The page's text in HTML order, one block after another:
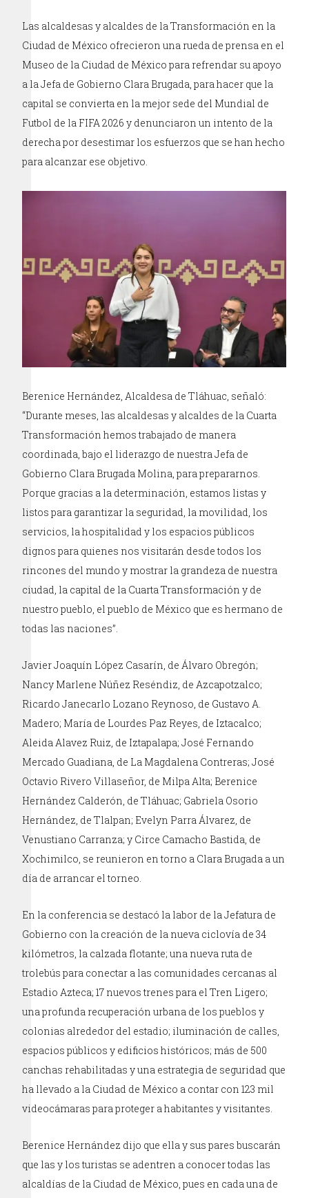
Las alcaldesas y alcaldes de la Transformación en la
Ciudad de México ofrecieron una rueda de prensa en el
Museo de la Ciudad de México para refrendar su apoyo
a la Jefa de Gobierno Clara Brugada, para hacer que la
capital se convierta en la mejor sede del Mundial de
Futbol de la FIFA 2026 y denunciaron un intento de la
derecha por desestimar los esfuerzos que se han hecho
para alcanzar ese objetivo.
Berenice Hernández, Alcaldesa de Tláhuac, señaló:
“Durante meses, las alcaldesas y alcaldes de la Cuarta
Transformación hemos trabajado de manera
coordinada, bajo el liderazgo de nuestra Jefa de
Gobierno Clara Brugada Molina, para prepararnos.
Porque gracias a la determinación, estamos listas y
listos para garantizar la seguridad, la movilidad, los
servicios, la hospitalidad y los espacios públicos
dignos para quienes nos visitarán desde todos los
rincones del mundo y mostrar la grandeza de nuestra
ciudad, la capital de la Cuarta Transformación y de
nuestro pueblo, el pueblo de México que es hermano de
todas las naciones”.
Javier Joaquín López Casarín, de Álvaro Obregón;
Nancy Marlene Núñez Reséndiz, de Azcapotzalco;
Ricardo Janecarlo Lozano Reynoso, de Gustavo A.
Madero; María de Lourdes Paz Reyes, de Iztacalco;
Aleida Alavez Ruiz, de Iztapalapa; José Fernando
Mercado Guadiana, de La Magdalena Contreras; José
Octavio Rivero Villaseñor, de Milpa Alta; Berenice
Hernández Calderón, de Tláhuac; Gabriela Osorio
Hernández, de Tlalpan; Evelyn Parra Álvarez, de
Venustiano Carranza; y Circe Camacho Bastida, de
Xochimilco, se reunieron en torno a Clara Brugada a un
día de arrancar el torneo.
En la conferencia se destacó la labor de la Jefatura de
Gobierno con la creación de la nueva ciclovía de 34
kilómetros, la calzada flotante; una nueva ruta de
trolebús para conectar a las comunidades cercanas al
Estadio Azteca; 17 nuevos trenes para el Tren Ligero;
una profunda recuperación urbana de los pueblos y
colonias alrededor del estadio; iluminación de calles,
espacios públicos y edificios históricos; más de 500
canchas rehabilitadas y una estrategia de seguridad que
ha llevado a la Ciudad de México a contar con 123 mil
videocámaras para proteger a habitantes y visitantes.
Berenice Hernández dijo que ella y sus pares buscarán
que las y los turistas se adentren a conocer todas las
alcaldías de la Ciudad de México, pues en cada una de